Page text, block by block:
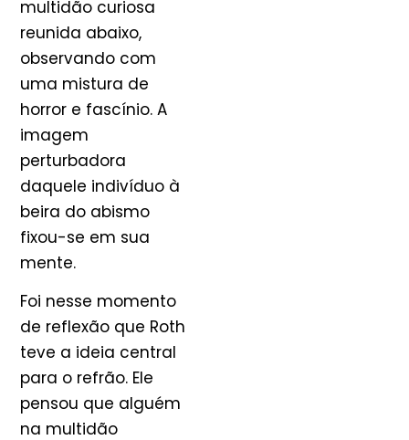
multidão curiosa
reunida abaixo,
observando com
uma mistura de
horror e fascínio. A
imagem
perturbadora
daquele indivíduo à
beira do abismo
fixou-se em sua
mente.
Foi nesse momento
de reflexão que Roth
teve a ideia central
para o refrão. Ele
pensou que alguém
na multidão